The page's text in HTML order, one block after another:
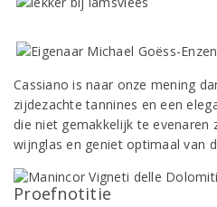
Cassiano is naar onze mening
zijdezachte tannines en een
die niet gemakkelijk te evenaren
wijnglas en geniet optimaal van
Proefnotitie